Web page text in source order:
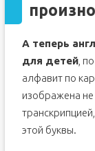
А теперь
для детей,
алфавит по
изображена не
этой буквы.